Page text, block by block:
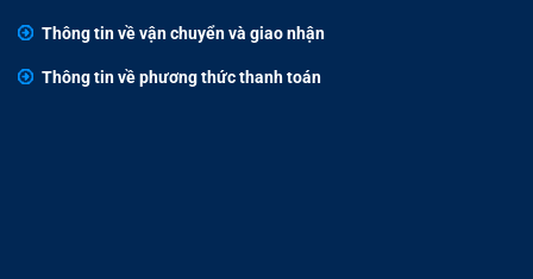
Thông tin về vận chuyển và giao nhận
Thông tin về phương thức thanh toán